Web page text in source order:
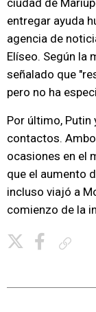
ciudad de
entregar ayuda
agencia de
Elíseo. Según la
señalado que
pero no ha
Por último, Putin
contactos.
ocasiones en el
que el aumento
incluso viajó a
comienzo de la